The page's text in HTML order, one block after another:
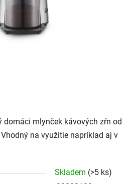
domáci mlynček kávových zŕn od
na využitie napríklad aj v
Skladem (>5 ks)